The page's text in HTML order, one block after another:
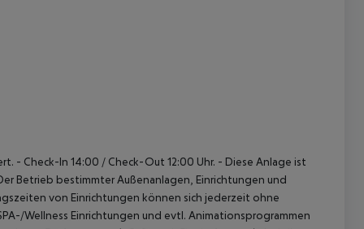
- Check-In 14:00 / Check-Out 12:00 Uhr. - Diese Anlage ist
Betrieb bestimmter Außenanlagen, Einrichtungen und
von Einrichtungen können sich jederzeit ohne
Wellness Einrichtungen und evtl. Animationsprogrammen